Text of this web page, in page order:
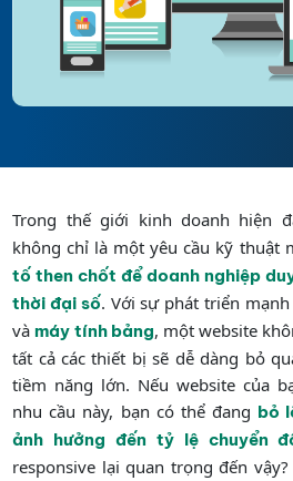
Trong thế giới kinh doanh hiện
không chỉ là một yêu cầu kỹ thuật
tố then chốt để doanh nghiệp
thời đại số. Với sự phát triển
vàmáy tính bảng, một website
tất cả các thiết bị sẽ dễ dàng bỏ
tiềm năng lớn. Nếu website của
nhu cầu này, bạn có thể đang bỏ
ảnh hưởng đến tỷ lệ chuyển
responsive lại quan trọng đến